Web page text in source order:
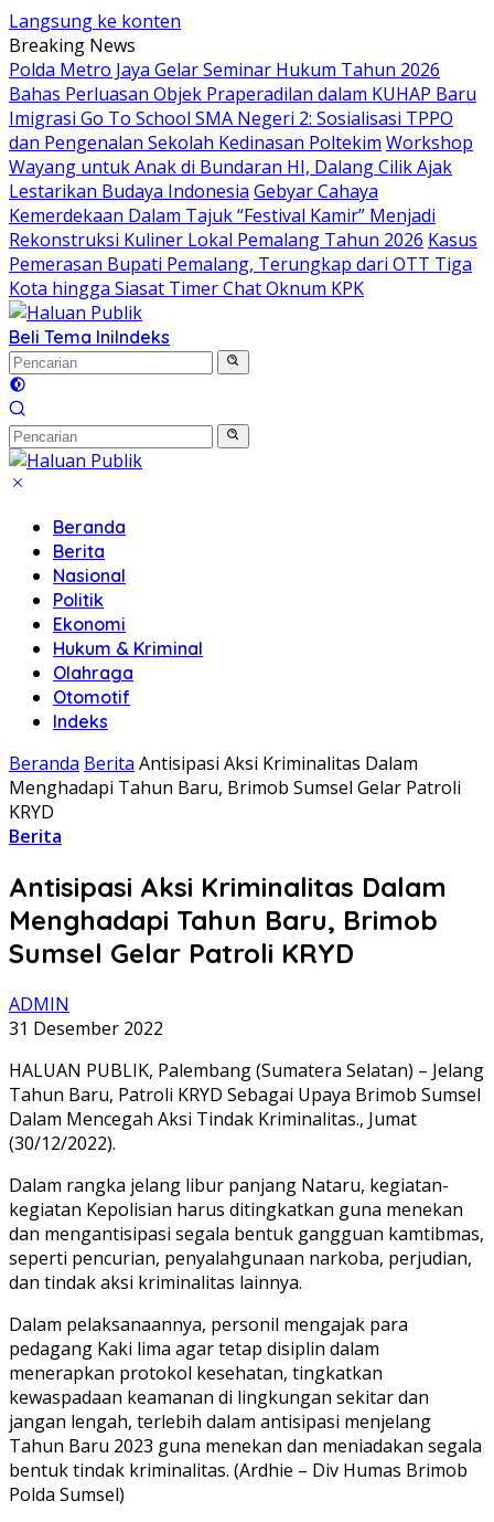
Langsung ke konten
Breaking News
Polda Metro Jaya Gelar Seminar Hukum Tahun 2026
Bahas Perluasan Objek Praperadilan dalam KUHAP Baru
Imigrasi Go To School SMA Negeri 2: Sosialisasi TPPO
dan Pengenalan Sekolah Kedinasan Poltekim Workshop
Wayang untuk Anak di Bundaran HI, Dalang Cilik Ajak
Lestarikan Budaya Indonesia Gebyar Cahaya
Kemerdekaan Dalam Tajuk “Festival Kamir” Menjadi
Rekonstruksi Kuliner Lokal Pemalang Tahun 2026 Kasus
Pemerasan Bupati Pemalang, Terungkap dari OTT Tiga
Kota hingga Siasat Timer Chat Oknum KPK
Beli Tema IniIndeks
Beranda
Berita
Nasional
Politik
Ekonomi
Hukum & Kriminal
Olahraga
Otomotif
Indeks
Beranda Berita Antisipasi Aksi Kriminalitas Dalam
Menghadapi Tahun Baru, Brimob Sumsel Gelar Patroli
KRYD
Berita
Antisipasi Aksi Kriminalitas Dalam
Menghadapi Tahun Baru, Brimob
Sumsel Gelar Patroli KRYD
ADMIN
31 Desember 2022
HALUAN PUBLIK, Palembang (Sumatera Selatan) – Jelang
Tahun Baru, Patroli KRYD Sebagai Upaya Brimob Sumsel
Dalam Mencegah Aksi Tindak Kriminalitas., Jumat
(30/12/2022).
Dalam rangka jelang libur panjang Nataru, kegiatan-
kegiatan Kepolisian harus ditingkatkan guna menekan
dan mengantisipasi segala bentuk gangguan kamtibmas,
seperti pencurian, penyalahgunaan narkoba, perjudian,
dan tindak aksi kriminalitas lainnya.
Dalam pelaksanaannya, personil mengajak para
pedagang Kaki lima agar tetap disiplin dalam
menerapkan protokol kesehatan, tingkatkan
kewaspadaan keamanan di lingkungan sekitar dan
jangan lengah, terlebih dalam antisipasi menjelang
Tahun Baru 2023 guna menekan dan meniadakan segala
bentuk tindak kriminalitas. (Ardhie – Div Humas Brimob
Polda Sumsel)